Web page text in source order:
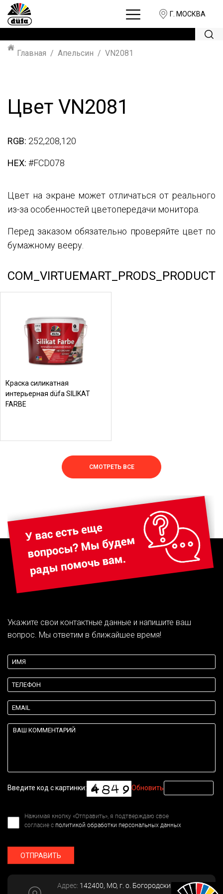
Г. МОСКВА
Главная Апельсин VN2081
Цвет VN2081
RGB: 252,208,120
HEX: #FCD078
Цвет на экране может отличаться от реального
из-за особенностей цветопередачи монитора.
Перед заказом обязательно проверяйте цвет по
бумажному вееру.
COM_VIRTUEMART_PRODS_PRODUCT
Краска силикатная
интерьерная düfa SILIKAT
FARBE
СМОТРЕТЬ ВСЕ
Укажите свои контактные данные и напишите ваш
вопрос. Мы ответим в ближайшее время!
{theme:body}{theme:validation}
Введите код с картинки: Обновить
Нажимая кнопку «Отправить», я подтверждаю свое
согласие с политикой обработки персональных данных
ОТПРАВИТЬ
Адрес: 142400, МО, г. о. Богородский, г.